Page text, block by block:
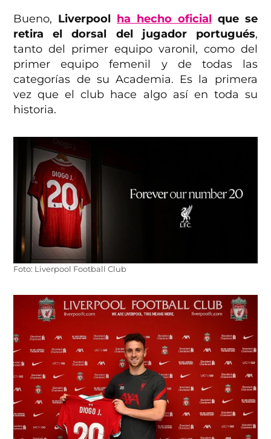
Bueno, Liverpool ha hecho oficial que se
retira el dorsal del jugador portugués,
tanto del primer equipo varonil, como del
primer equipo femenil y de todas las
categorías de su Academia. Es la primera
vez que el club hace algo así en toda su
historia.
Foto: Liverpool Football Club